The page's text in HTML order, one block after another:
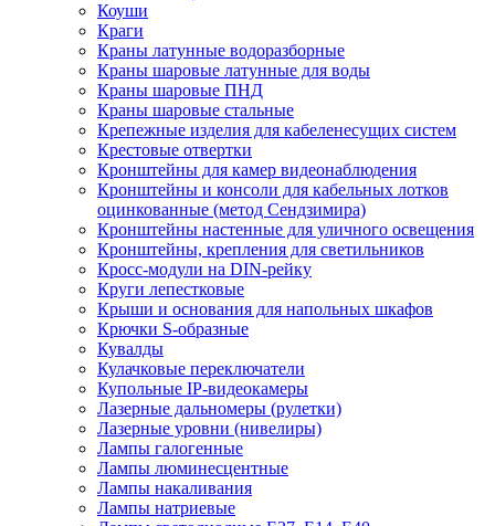
Коуши
Краги
Краны латунные водоразборные
Краны шаровые латунные для воды
Краны шаровые ПНД
Краны шаровые стальные
Крепежные изделия для кабеленесущих систем
Крестовые отвертки
Кронштейны для камер видеонаблюдения
Кронштейны и консоли для кабельных лотков
оцинкованные (метод Сендзимира)
Кронштейны настенные для уличного освещения
Кронштейны, крепления для светильников
Кросс-модули на DIN-рейку
Круги лепестковые
Крыши и основания для напольных шкафов
Крючки S-образные
Кувалды
Кулачковые переключатели
Купольные IP-видеокамеры
Лазерные дальномеры (рулетки)
Лазерные уровни (нивелиры)
Лампы галогенные
Лампы люминесцентные
Лампы накаливания
Лампы натриевые